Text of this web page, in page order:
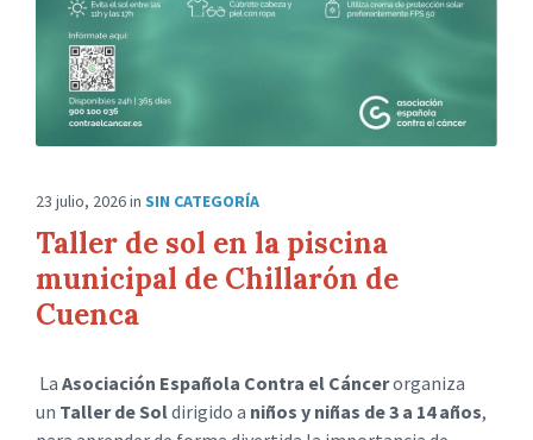
23 julio, 2026in SIN CATEGORÍA
Taller de sol en la piscina
municipal de Chillarón de
Cuenca
La Asociación Española Contra el Cáncerorganiza
un Taller de Soldirigido a niños y niñas de 3 a 14 años,